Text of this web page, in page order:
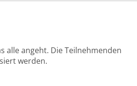
alle angeht. Die Teilnehmenden
werden.